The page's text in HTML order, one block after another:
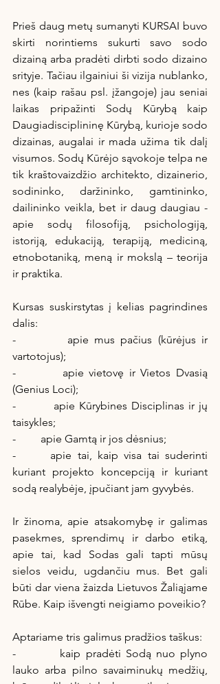
Prieš daug metų sumanyti KURSAI buvo
skirti norintiems sukurti savo sodo
dizainą arba pradėti dirbti sodo dizaino
srityje. Tačiau ilgainiui ši vizija nublanko,
nes (kaip rašau psl. įžangoje) jau seniai
laikas pripažinti Sodų Kūrybą kaip
Daugiadisciplininę Kūrybą, kurioje sodo
dizainas, augalai ir mada užima tik dalį
visumos. Sodų Kūrėjo sąvokoje telpa ne
tik kraštovaizdžio architekto, dizainerio,
sodininko, daržininko, gamtininko,
dailininko veikla, bet ir daug daugiau -
apie sodų filosofiją, psichologiją,
istoriją, edukaciją, terapiją, mediciną,
etnobotaniką, meną ir mokslą – teorija
ir praktika.
Kursas suskirstytas į kelias pagrindines
dalis:
-         apie mus pačius (kūrėjus ir
vartotojus);
-         apie vietovę ir Vietos Dvasią
(Genius Loci);
-         apie Kūrybines Disciplinas ir jų
taisykles;
-         apie Gamtą ir jos dėsnius;
-      apie tai, kaip visa tai suderinti
kuriant projekto koncepciją ir kuriant
sodą realybėje, įpučiant jam gyvybės.
Ir žinoma, apie atsakomybę ir galimas
pasekmes, sprendimų ir darbo etiką,
apie tai, kad Sodas gali tapti mūsų
sielos veidu, ugdančiu mus. Bet gali
būti dar viena žaizda Lietuvos Žaliąjame
Rūbe. Kaip išvengti neigiamo poveikio?
Aptariame tris galimus pradžios taškus:
-         kaip pradėti Sodą nuo plyno
lauko arba pilno savaiminukų medžių,